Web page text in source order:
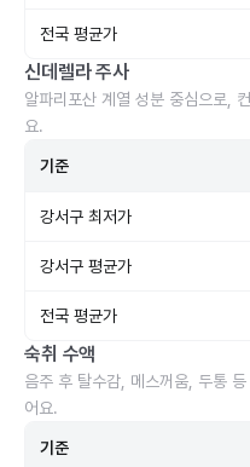
전국 평균가
신데렐라 주사
알파리포산 계열 성분 중심으로,
요.
기준
강서구 최저가
강서구 평균가
전국 평균가
숙취 수액
음주 후 탈수감, 메스꺼움, 두통
어요.
기준